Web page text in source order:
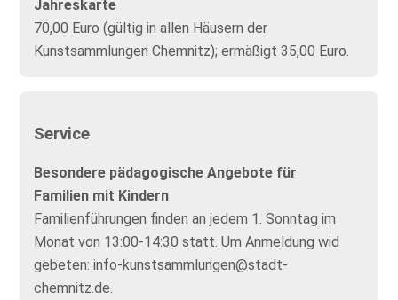
Jahreskarte
70,00 Euro (gültig in allen Häusern der
Kunstsammlungen Chemnitz); ermäßigt 35,00 Euro.
Service
Besondere pädagogische Angebote für
Familien mit Kindern
Familienführungen finden an jedem 1. Sonntag im
Monat von 13:00-14:30 statt. Um Anmeldung wid
gebeten: info-kunstsammlungen@stadt-
chemnitz.de.